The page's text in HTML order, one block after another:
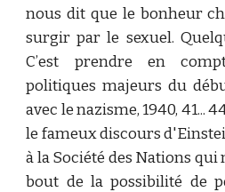
nous dit que le bonheur
surgir par le sexuel.
C’est prendre en
politiques majeurs du
avec le nazisme, 1940, 41...
le fameux discours
à la Société des Nations
bout de la possibilité de